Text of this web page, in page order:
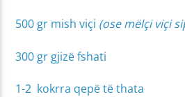
500 gr mish viçi (ose mëlçi viçi
300 gr gjizë fshati
1-2 kokrra qepë të thata